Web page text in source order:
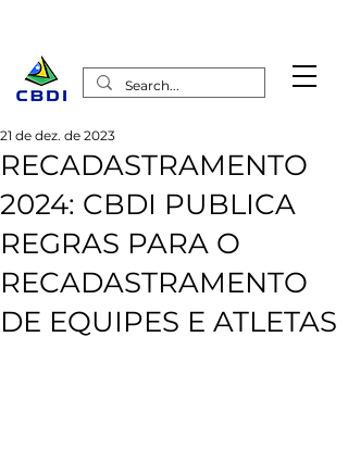
RECADASTRAMENTO
2024: CBDI PUBLICA
REGRAS PARA O
RECADASTRAMENTO
DE EQUIPES E ATLETAS
21 de dez. de 2023